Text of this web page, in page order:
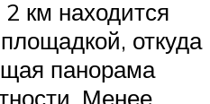
км находится
откуда
панорама
Менее